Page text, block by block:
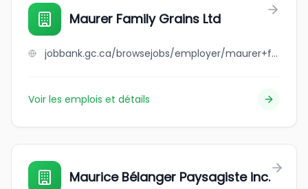
Maurer Family Grains Ltd
jobbank.gc.ca/browsejobs/employer/maurer+family+grains+ltd/ca
Voir les emplois et détails
Maurice Bélanger Paysagiste inc.